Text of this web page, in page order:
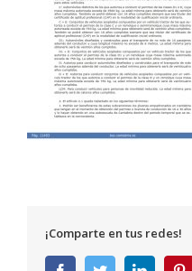
¡Comparte en tus redes!